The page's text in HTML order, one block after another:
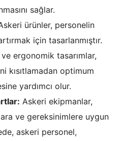
sağlar.
ürünler, personelin
için tasarlanmıştır.
ergonomik tasarımlar,
kısıtlamadan optimum
yardımcı olur.
Askeri ekipmanlar,
ve gereksinimlere uygun
askeri personel,